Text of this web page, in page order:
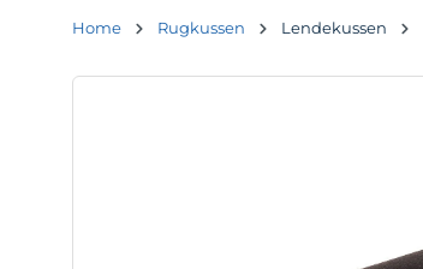
Home Rugkussen Lendekussen